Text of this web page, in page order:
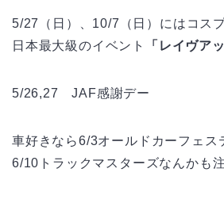
5/27（日）、10/7（日）にはコス
日本最大級のイベント
「レイヴア
5/26,27 JAF感謝デー
車好きなら6/3オールドカーフェス
6/10トラックマスターズなんかも